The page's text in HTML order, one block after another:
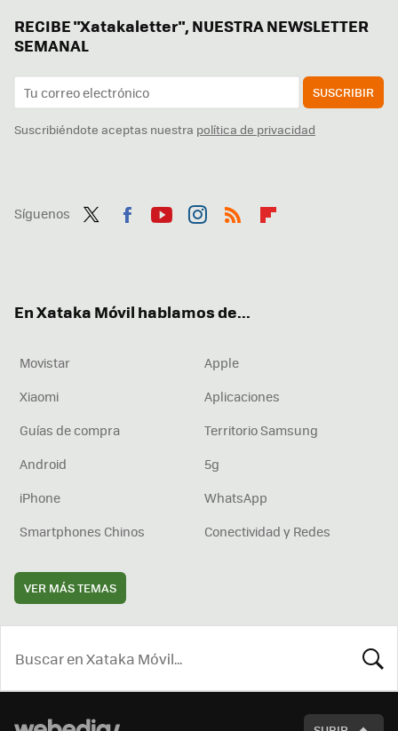
RECIBE "Xatakaletter", NUESTRA NEWSLETTER
SEMANAL
SUSCRIBIR
Suscribiéndote aceptas nuestra política de privacidad
Síguenos
En Xataka Móvil hablamos de...
Movistar
Apple
Xiaomi
Aplicaciones
Guías de compra
Territorio Samsung
Android
5g
iPhone
WhatsApp
Smartphones Chinos
Conectividad y Redes
VER MÁS TEMAS